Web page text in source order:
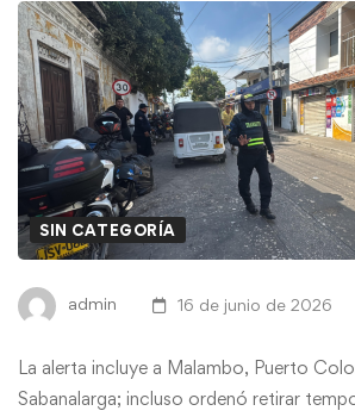
SIN CATEGORÍA
admin 16 de junio de 2026
La alerta incluye a Malambo, Puerto
Sabanalarga; incluso ordenó retirar